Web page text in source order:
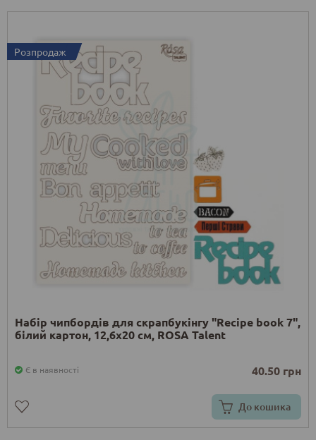
Розпродаж
Набір чипбордів для скрапбукінгу "Recipe book 7",
білий картон, 12,6х20 см, ROSA Talent
Є в наявності 40.50 грн
До кошика